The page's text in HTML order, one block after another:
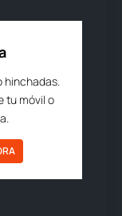
hinchadas.
tu móvil o